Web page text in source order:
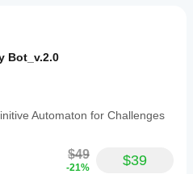
Bot_v.2.0
Automaton for Challenges
$49
-21% $39